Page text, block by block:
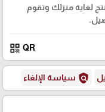
لغاية منزلك وتقوم
QR
qr_code
policy سياسة الإلغاء